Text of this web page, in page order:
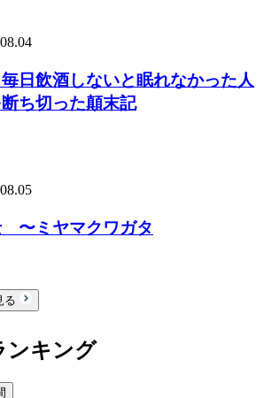
日飲酒しないと眠れなかった人
ち切った顛末記
〜ミヤマクワガタ
る
ンキング